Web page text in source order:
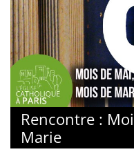
Rencontre :
Marie